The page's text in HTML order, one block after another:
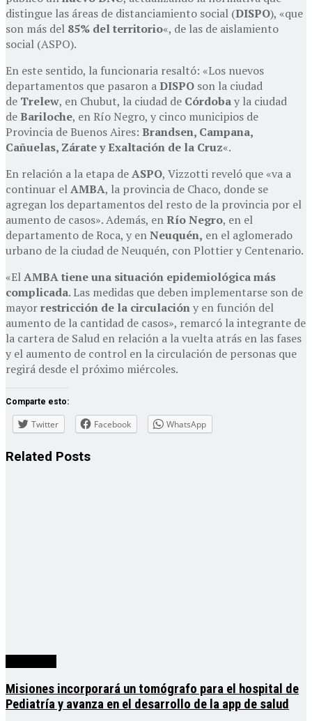
distingue las áreas de distanciamiento social (DISPO), «que
son más del 85% del territorio«, de las de aislamiento
social (ASPO).
En este sentido, la funcionaria resaltó: «Los nuevos
departamentos que pasaron aDISPO son la ciudad
de Trelew, en Chubut, la ciudad de Córdobay la ciudad
deBariloche, en Río Negro, y cinco municipios de
Provincia de Buenos Aires: Brandsen, Campana,
Cañuelas, Zárate y Exaltación de la Cruz«.
En relación a la etapa deASPO, Vizzotti reveló que «va a
continuar elAMBA, la provincia de Chaco, donde se
agregan los departamentos del resto de la provincia por el
aumento de casos». Además, enRío Negro, en el
departamento de Roca, y enNeuquén, en el aglomerado
urbano de la ciudad de Neuquén, con Plottier y Centenario.
«ElAMBA tiene una situación epidemiológica más
complicada. Las medidas que deben implementarse son de
mayorrestricción de la circulacióny en función del
aumento de la cantidad de casos», remarcó la integrante de
la cartera de Salud en relación a la vuelta atrás en las fases
y el aumento de control en la circulación de personas que
regirá desde el próximo miércoles.
Comparte esto:
Twitter Facebook WhatsApp
Related Posts
Misiones incorporará un tomógrafo para el hospital de
Pediatría y avanza en el desarrollo de la app de salud